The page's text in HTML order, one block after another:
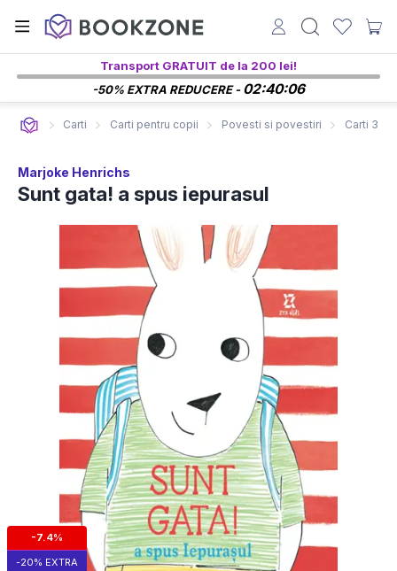
Transport GRATUIT de la 200 lei!
-50% EXTRA REDUCERE -02:40:05
Carti Carti pentru copii Povesti si povestiri Carti 3-5
Marjoke Henrichs
Sunt gata! a spus iepurasul
-7.4%
-20% EXTRA